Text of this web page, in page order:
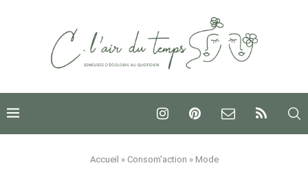
Accueil » Consom'action » Mode